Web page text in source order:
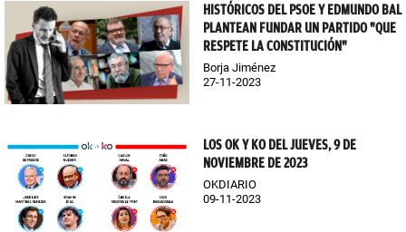
HISTÓRICOS DEL PSOE Y EDMUNDO BAL
PLANTEAN FUNDAR UN PARTIDO "QUE
RESPETE LA CONSTITUCIÓN"
Borja Jiménez
27-11-2023
LOS OK Y KO DEL JUEVES, 9 DE
NOVIEMBRE DE 2023
OKDIARIO
09-11-2023